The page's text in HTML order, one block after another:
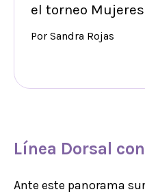
el torneo
Por Sandra Rojas
Línea Dorsal
Ante este panorama